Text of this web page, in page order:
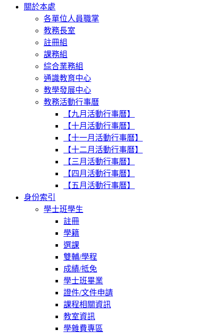
關於本處
各單位人員職掌
教務長室
註冊組
課務組
綜合業務組
通識教育中心
教學發展中心
教務活動行事曆
【九月活動行事曆】
【十月活動行事曆】
【十一月活動行事曆】
【十二月活動行事曆】
【三月活動行事曆】
【四月活動行事曆】
【五月活動行事曆】
身份索引
學士班學生
註冊
學籍
選課
雙輔/學程
成績/抵免
學士班畢業
證件/文件申請
課程相關資訊
教室資訊
學雜費專區